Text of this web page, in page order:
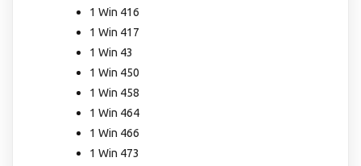
1 Win 416
1 Win 417
1 Win 43
1 Win 450
1 Win 458
1 Win 464
1 Win 466
1 Win 473